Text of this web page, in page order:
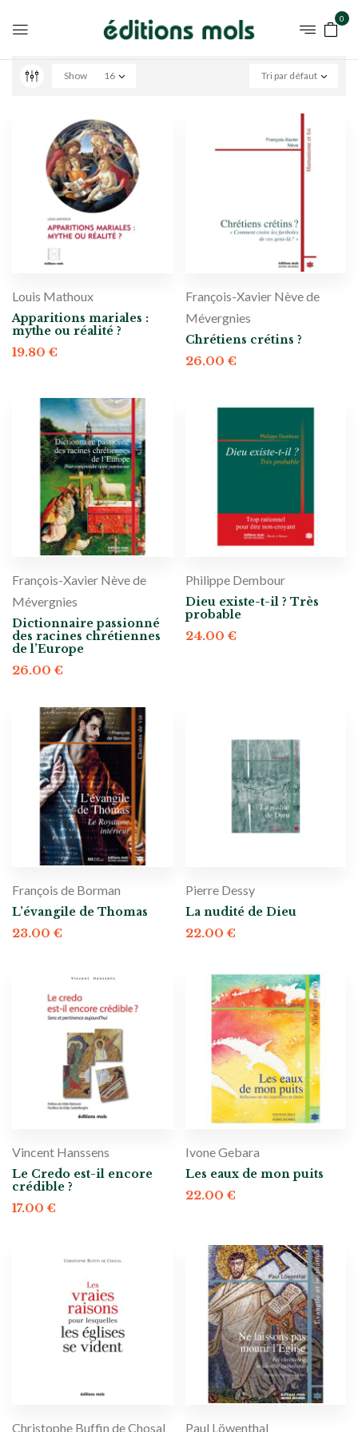
0
Tri par défaut
Show 16
Louis Mathoux
Apparitions mariales :
mythe ou réalité ?
19.80 €
François-Xavier Nève de
Mévergnies
Chrétiens crétins ?
26.00 €
François-Xavier Nève de
Mévergnies
Dictionnaire passionné
des racines chrétiennes
de l’Europe
26.00 €
Philippe Dembour
Dieu existe-t-il ? Très
probable
24.00 €
François de Borman
L’évangile de Thomas
23.00 €
Pierre Dessy
La nudité de Dieu
22.00 €
Vincent Hanssens
Le Credo est-il encore
crédible ?
17.00 €
Ivone Gebara
Les eaux de mon puits
22.00 €
Christophe Buffin de Chosal Paul Löwenthal